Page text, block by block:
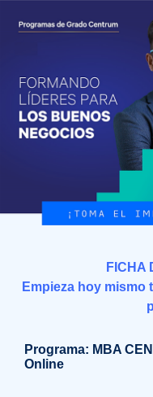
FICHA
Empieza hoy mismo
Programa: MBA
Online